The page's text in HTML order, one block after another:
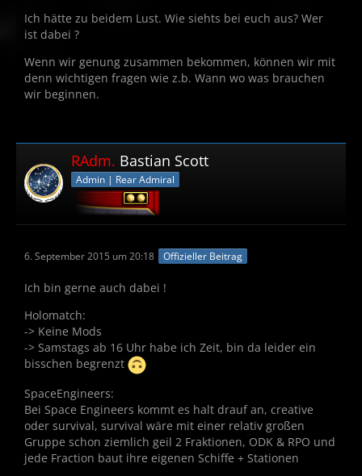
Ich hätte zu beidem Lust. Wie siehts bei euch aus? Wer
ist dabei ?
Wenn wir genung zusammen bekommen, können wir mit
denn wichtigen fragen wie z.b. Wann wo was brauchen
wir beginnen.
RAdm. Bastian Scott
Admin | Rear Admiral
6. September 2015 um 20:18 Offizieller Beitrag
Ich bin gerne auch dabei !
Holomatch:
-> Keine Mods
-> Samstags ab 16 Uhr habe ich Zeit, bin da leider ein
bisschen begrenzt
SpaceEngineers:
Bei Space Engineers kommt es halt drauf an, creative
oder survival, survival wäre mit einer relativ großen
Gruppe schon ziemlich geil 2 Fraktionen, ODK & RPO und
jede Fraction baut ihre eigenen Schiffe + Stationen